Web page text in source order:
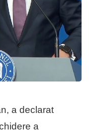
a declarat
a